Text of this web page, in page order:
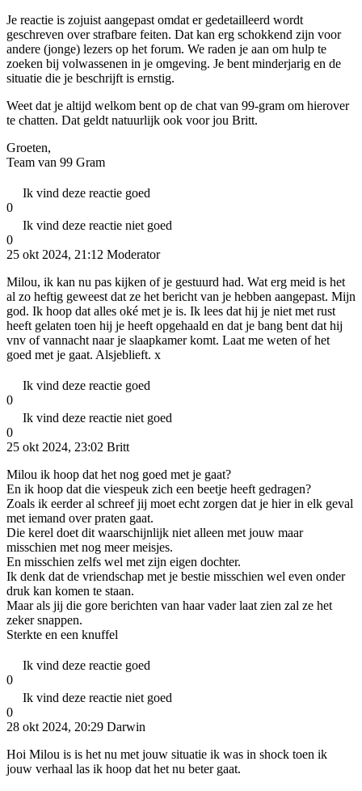
Je reactie is zojuist aangepast omdat er gedetailleerd wordt
geschreven over strafbare feiten. Dat kan erg schokkend zijn voor
andere (jonge) lezers op het forum. We raden je aan om hulp te
zoeken bij volwassenen in je omgeving. Je bent minderjarig en de
situatie die je beschrijft is ernstig.
Weet dat je altijd welkom bent op de chat van 99-gram om hierover
te chatten. Dat geldt natuurlijk ook voor jou Britt.
Groeten,
Team van 99 Gram
Ik vind deze reactie goed
0
Ik vind deze reactie niet goed
0
25 okt 2024, 21:12 Moderator
Milou, ik kan nu pas kijken of je gestuurd had. Wat erg meid is het
al zo heftig geweest dat ze het bericht van je hebben aangepast. Mijn
god. Ik hoop dat alles oké met je is. Ik lees dat hij je niet met rust
heeft gelaten toen hij je heeft opgehaald en dat je bang bent dat hij
vnv of vannacht naar je slaapkamer komt. Laat me weten of het
goed met je gaat. Alsjeblieft. x
Ik vind deze reactie goed
0
Ik vind deze reactie niet goed
0
25 okt 2024, 23:02 Britt
Milou ik hoop dat het nog goed met je gaat?
En ik hoop dat die viespeuk zich een beetje heeft gedragen?
Zoals ik eerder al schreef jij moet echt zorgen dat je hier in elk geval
met iemand over praten gaat.
Die kerel doet dit waarschijnlijk niet alleen met jouw maar
misschien met nog meer meisjes.
En misschien zelfs wel met zijn eigen dochter.
Ik denk dat de vriendschap met je bestie misschien wel even onder
druk kan komen te staan.
Maar als jij die gore berichten van haar vader laat zien zal ze het
zeker snappen.
Sterkte en een knuffel
Ik vind deze reactie goed
0
Ik vind deze reactie niet goed
0
28 okt 2024, 20:29 Darwin
Hoi Milou is is het nu met jouw situatie ik was in shock toen ik
jouw verhaal las ik hoop dat het nu beter gaat.